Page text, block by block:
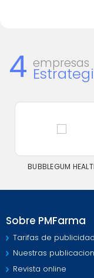
4 empresas
BUBBLEGUM
Sobre PMFarma
Tarifas de publicidad
Nuestras
Revista online